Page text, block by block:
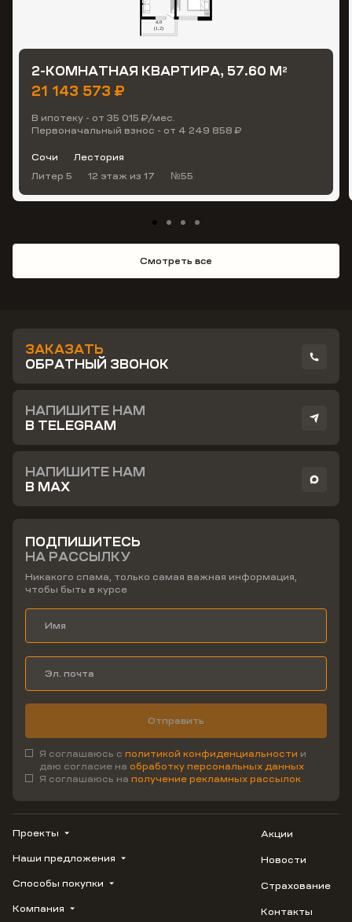
2-КОМНАТНАЯ КВАРТИРА, 57.60 М2
21 143 573 ₽
В ипотеку - от 35 015 ₽/мес.
Первоначальный взнос - от 4 249 858 ₽
Сочи
Лестория
Литер 5
12 этаж из 17 №55
Смотреть все
ЗАКАЗАТЬ
ОБРАТНЫЙ ЗВОНОК
НАПИШИТЕ НАМ
В TELEGRAM
НАПИШИТЕ НАМ
В MAX
ПОДПИШИТЕСЬ
НА РАССЫЛКУ
Никакого спама, только самая важная информация,
чтобы быть в курсе
Отправить
Я соглашаюсь с политикой конфиденциальности и
даю согласие на обработку персональных данных
Я соглашаюсь на получение рекламных рассылок
Проекты
ВЕРН
1799
Наши предложения
Купить квартиру
Студию
Способы покупки
Трейд-ин
Компания
Акции
Новости
Страхование
Контакты